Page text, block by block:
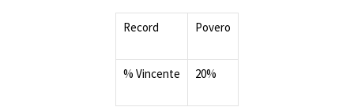
Record Povero
% Vincente 20%